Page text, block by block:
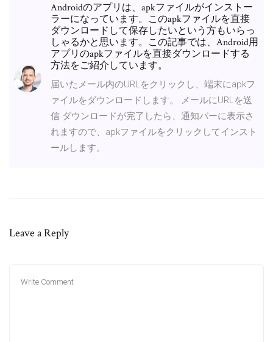
Androidのアプリは、apkファイルがインストー
ラーになっています。このapkファイルを直接
ダウンロードして保存したいという方もいらっ
しゃるかと思います。この記事では、Android用
アプリのapkファイルを直接ダウンロードする
方法をご紹介しています。
届いたメール内のURLをクリックし、端末にapkフ
ァイルをダウンロードします。 メールにURLを送
信 ダウンロードが完了したら、通知バーに表示さ
れますので、apkファイルをクリックしてインスト
ールします。
Leave a Reply